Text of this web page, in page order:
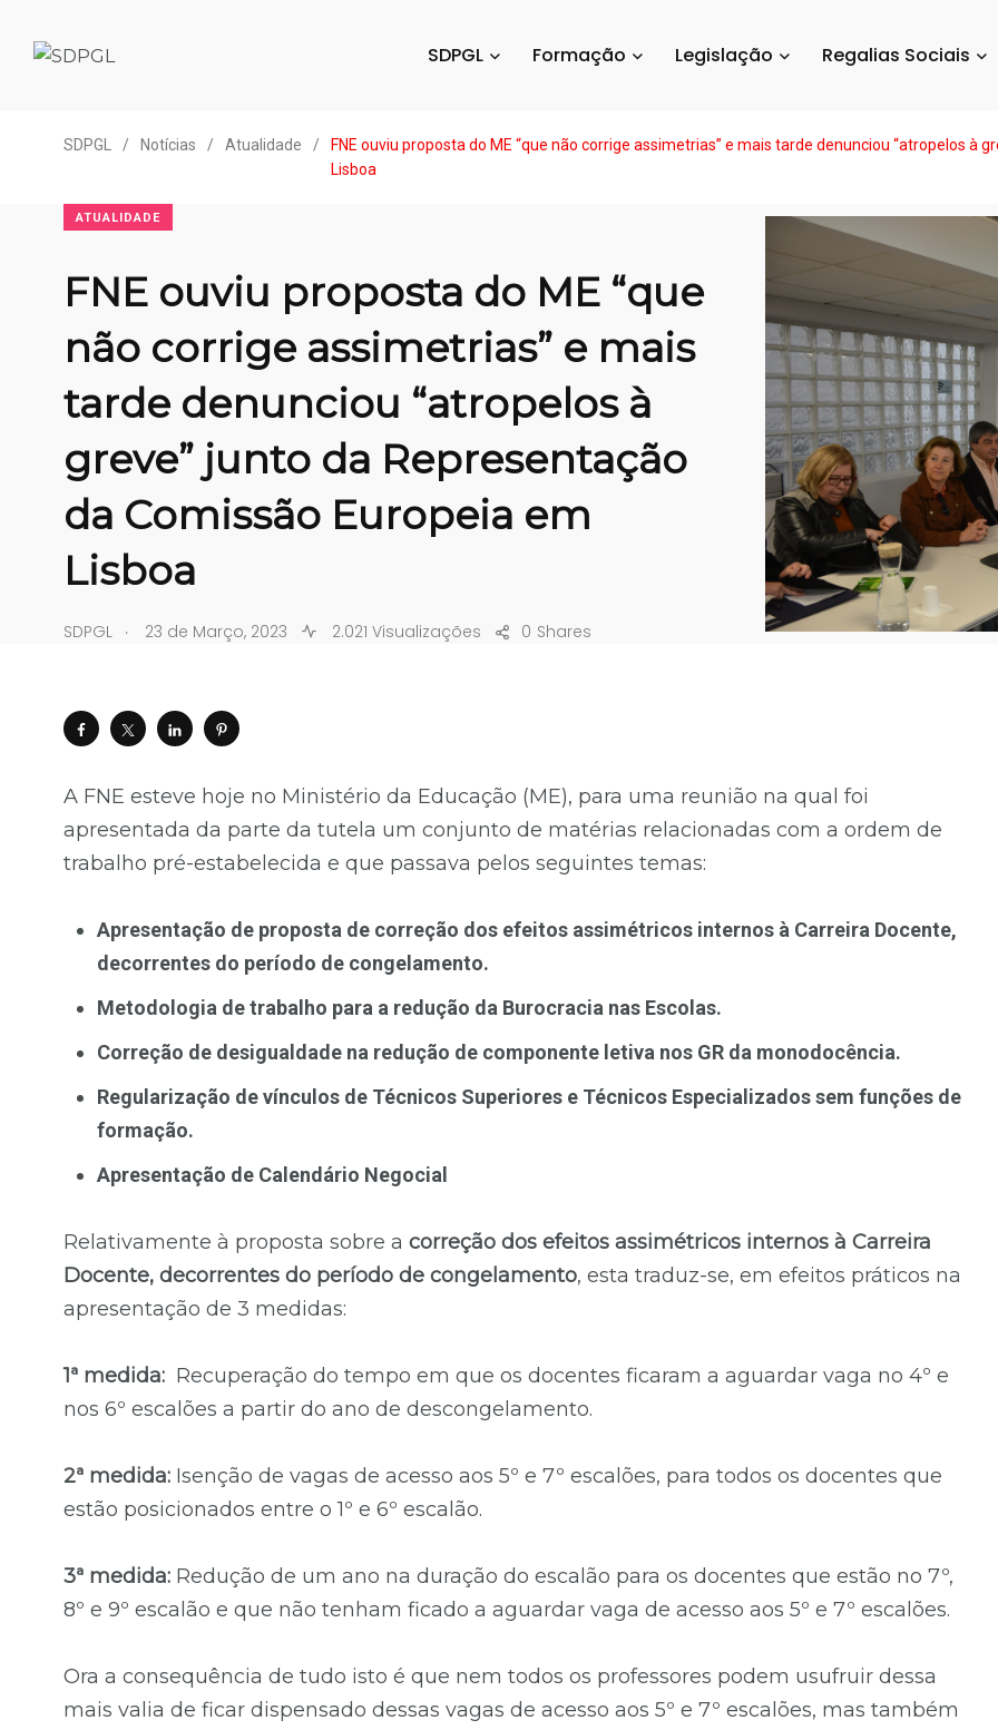
SDPGL Formação Legislação Regalias Sociais
SDPGL / Notícias / Atualidade /
FNE ouviu proposta do ME “que não corrige assimetrias” e mais tarde denunciou “atropelos à
Lisboa
ATUALIDADE
FNE ouviu proposta do ME “que
não corrige assimetrias” e mais
tarde denunciou “atropelos à
greve” junto da Representação
da Comissão Europeia em
Lisboa
SDPGL . 23 de Março, 2023 2.021 Visualizações Shares
0
A FNE esteve hoje no Ministério da Educação (ME), para uma reunião na qual foi
apresentada da parte da tutela um conjunto de matérias relacionadas com a ordem de
trabalho pré-estabelecida e que passava pelos seguintes temas:
Apresentação de proposta de correção dos efeitos assimétricos internos à Carreira Docente,
decorrentes do período de congelamento.
Metodologia de trabalho para a redução da Burocracia nas Escolas.
Correção de desigualdade na redução de componente letiva nos GR da monodocência.
Regularização de vínculos de Técnicos Superiores e Técnicos Especializados sem funções de
formação.
Apresentação de Calendário Negocial
Relativamente à proposta sobre a correção dos efeitos assimétricos internos à Carreira
Docente, decorrentes do período de congelamento, esta traduz-se, em efeitos práticos na
apresentação de 3 medidas:
1ª medida: Recuperação do tempo em que os docentes ficaram a aguardar vaga no 4º e
nos 6º escalões a partir do ano de descongelamento.
2ª medida: Isenção de vagas de acesso aos 5º e 7º escalões, para todos os docentes que
estão posicionados entre o 1º e 6º escalão.
3ª medida: Redução de um ano na duração do escalão para os docentes que estão no 7º,
8º e 9º escalão e que não tenham ficado a aguardar vaga de acesso aos 5º e 7º escalões.
Ora a consequência de tudo isto é que nem todos os professores podem usufruir dessa
mais valia de ficar dispensado dessas vagas de acesso aos 5º e 7º escalões, mas também